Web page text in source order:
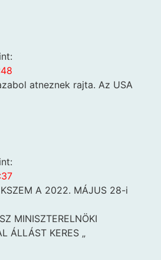
atneznek rajta. Az USA
A 2022. MÁJUS 28-i
MINISZTERELNÖKI
ÁLLÁST KERES „